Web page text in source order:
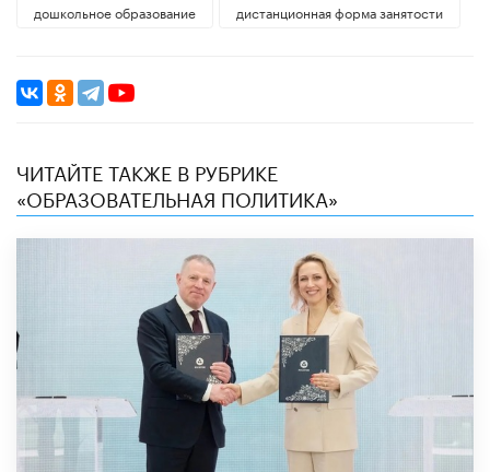
дошкольное образование
дистанционная форма занятости
ЧИТАЙТЕ ТАКЖЕ В РУБРИКЕ
«ОБРАЗОВАТЕЛЬНАЯ ПОЛИТИКА»